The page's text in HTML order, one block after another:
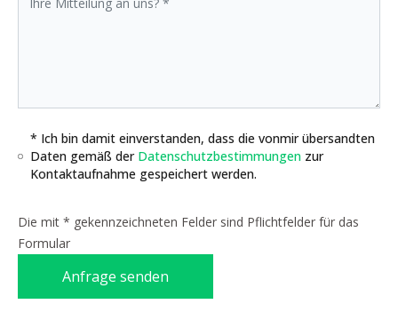
* Ich bin damit einverstanden, dass die vonmir übersandten
Daten gemäß der Datenschutzbestimmungen zur
Kontaktaufnahme gespeichert werden.
Die mit * gekennzeichneten Felder sind Pflichtfelder für das
Formular
Anfrage senden